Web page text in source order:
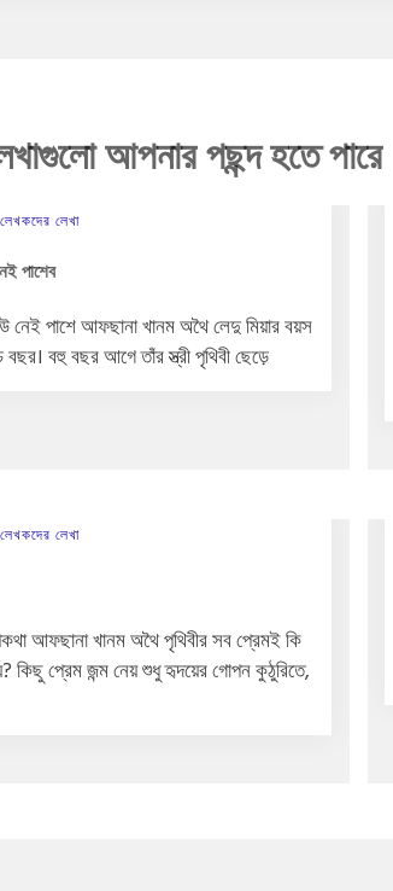
আপনার পছন্দ হতে পারে
লেখা
পাশেব
নেই পাশে আফছানা খানম অথৈ লেদু মিয়ার বয়স
বহু বছর আগে তাঁর স্ত্রী পৃথিবী ছেড়ে
লেখা
আফছানা খানম অথৈ পৃথিবীর সব প্রেমই কি
কিছু প্রেম জন্ম নেয় শুধু হৃদয়ের গোপন কুঠুরিতে,